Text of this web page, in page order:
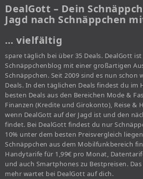
DealGott – Dein
Jagd nach Schnäppchen
… vielfältig
spare täglich bei über 35 Deals. DealGott
Schnäppchenblog mit einer großartigen
Schnäppchen. Seit 2009 sind es nun schon
Deals. In den täglichen Deals findest du im
besten Deals aus den Bereichen Mode &
Finanzen (Kredite und Girokonto), Reise &
wenn DealGott auf der Jagd ist und den
findet. Bei DealGott findest du nur
10% unter dem besten Preisvergleich
Schnäppchen aus dem Mobilfunkbereich
Handytarife für 1,99€ pro Monat,
und auch Smartphones zu Bestpreisen.
mehr wartet bei DealGott auf dich.